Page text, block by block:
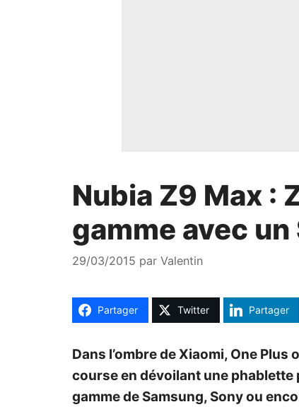
Nubia Z9 Max :
gamme avec
29/03/2015 par Valentin
Partager Twitter Partager
Dans l’ombre de Xiaomi, One
course en dévoilant une phablette
gamme de Samsung, Sony ou